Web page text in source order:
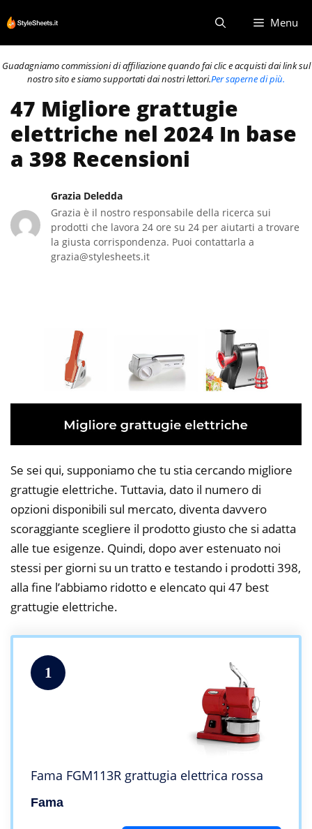
al
contenuto
Menu
Guadagniamo commissioni di affiliazione quando fai clic e acquisti dai link sul
nostro sito e siamo supportati dai nostri lettori.Per saperne di più.
47 Migliore grattugie
elettriche nel 2024 In base
a 398 Recensioni
Grazia Deledda
Grazia è il nostro responsabile della ricerca sui
prodotti che lavora 24 ore su 24 per aiutarti a trovare
la giusta corrispondenza. Puoi contattarla a
grazia@stylesheets.it
Se sei qui, supponiamo che tu stia cercando migliore
grattugie elettriche. Tuttavia, dato il numero di
opzioni disponibili sul mercato, diventa davvero
scoraggiante scegliere il prodotto giusto che si adatta
alle tue esigenze. Quindi, dopo aver estenuato noi
stessi per giorni su un tratto e testando i prodotti 398,
alla fine l’abbiamo ridotto e elencato qui 47 best
grattugie elettriche.
1
Fama FGM113R grattugia elettrica rossa
Fama